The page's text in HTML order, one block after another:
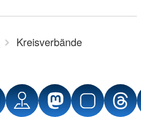
Kreisverbände